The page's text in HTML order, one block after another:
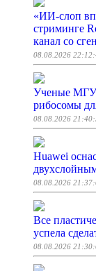
«ИИ-слоп
стриминге
канал со
08.08.2026
Ученые МГУ
рибосомы
08.08.2026
Huawei
08.08.2026
Все
успела
08.08.2026